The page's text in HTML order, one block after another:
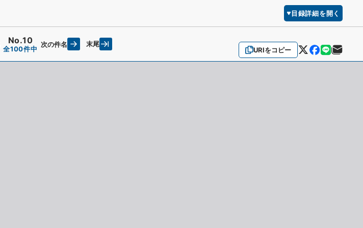
目録詳細を開く
URIをコピー
No.10
全100件中
次の件名 末尾